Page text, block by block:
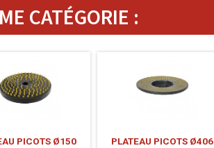
CATÉGORIE :
PICOTS Ø150 PLATEAU PICOTS Ø406